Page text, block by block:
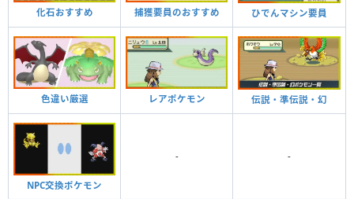
化石おすすめ 捕獲要員のおすすめ ひでんマシン要員
色違い厳選 レアポケモン 伝説・準伝説・幻
NPC交換ポケモン
- -